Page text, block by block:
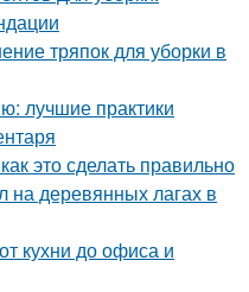
тряпок для уборки в
лучшие практики
это сделать правильно
на деревянных лагах в
кухни до офиса и